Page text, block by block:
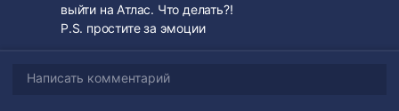
выйти на Атлас. Что делать?!
P.S. простите за эмоции
POE2 (SSF HC) - Final Boss Interlude.
Написать комментарий